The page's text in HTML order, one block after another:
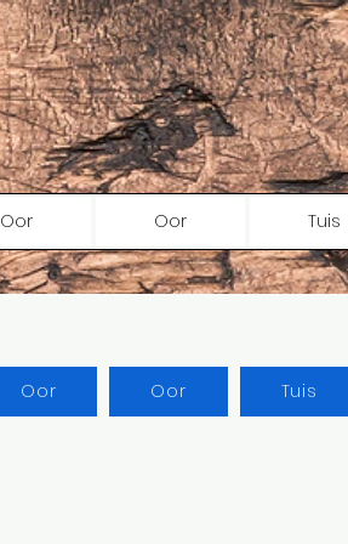
Oor Oor Tuis
Oor Oor Tuis